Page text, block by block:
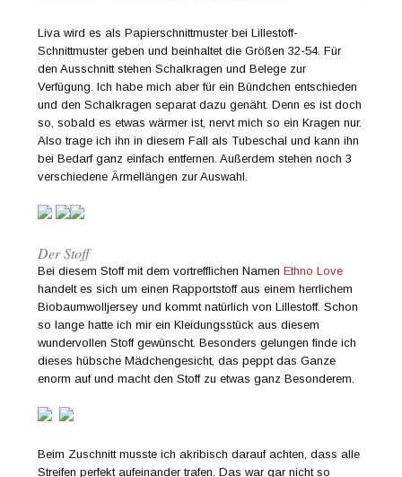
Liva wird es als Papierschnittmuster bei Lillestoff-
Schnittmuster geben und beinhaltet die Größen 32-54. Für
den Ausschnitt stehen Schalkragen und Belege zur
Verfügung. Ich habe mich aber für ein Bündchen entschieden
und den Schalkragen separat dazu genäht. Denn es ist doch
so, sobald es etwas wärmer ist, nervt mich so ein Kragen nur.
Also trage ich ihn in diesem Fall als Tubeschal und kann ihn
bei Bedarf ganz einfach entfernen. Außerdem stehen noch 3
verschiedene Ärmellängen zur Auswahl.
Der Stoff
Bei diesem Stoff mit dem vortrefflichen NamenEthno Love
handelt es sich um einen Rapportstoff aus einem herrlichem
Biobaumwolljersey und kommt natürlich von Lillestoff. Schon
so lange hatte ich mir ein Kleidungsstück aus diesem
wundervollen Stoff gewünscht. Besonders gelungen finde ich
dieses hübsche Mädchengesicht, das peppt das Ganze
enorm auf und macht den Stoff zu etwas ganz Besonderem.
Beim Zuschnitt musste ich akribisch darauf achten, dass alle
Streifen perfekt aufeinander trafen. Das war gar nicht so